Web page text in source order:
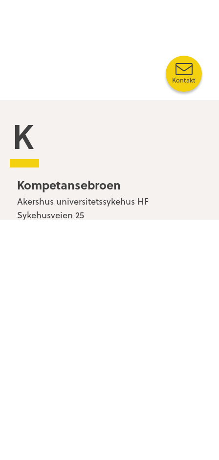
Kompetansebroen
Kompetansebroen
Akershus universitetssykehus HF
Sykehusveien 25
Kontakt